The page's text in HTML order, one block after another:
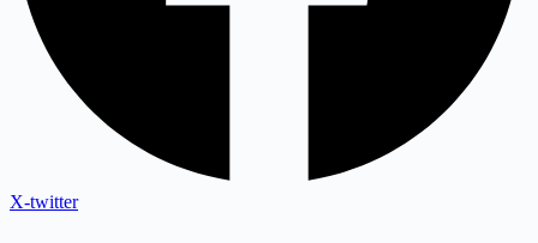
X-twitter